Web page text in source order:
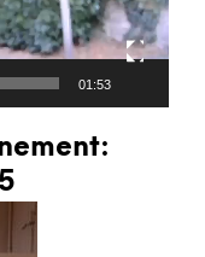
01:53